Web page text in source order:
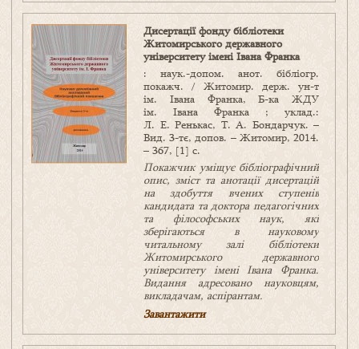
Дисертації фонду бібліотеки
Житомирського державного
університету імені Івана Франка
: наук.-допом. анот. бібліогр.
покажч. / Житомир. держ. ун-т
ім. Івана Франка, Б-ка ЖДУ
ім. Івана Франка ; уклад.:
Л. Е. Ренькас, Т. А. Бондарчук. –
Вид. 3-тє, допов. – Житомир, 2014.
– 367, [1] с.
Покажчик уміщує бібліографічний
опис, зміст та анотації дисертацій
на здобуття вчених ступенів
кандидата та доктора педагогічних
та філософських наук, які
зберігаються в науковому
читальному залі бібліотеки
Житомирського державного
університету імені Івана Франка.
Видання адресовано науковцям,
викладачам, аспірантам.
Завантажити